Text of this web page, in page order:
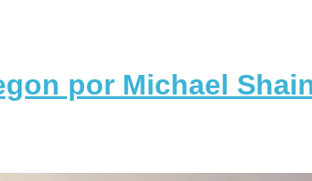
por Michael